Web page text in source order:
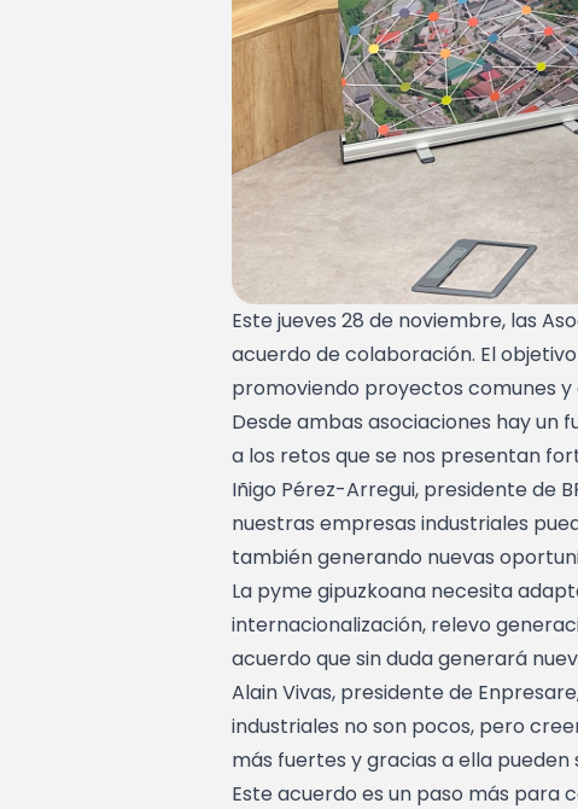
Este jueves 28 de noviembre, las
acuerdo de colaboración. El
promoviendo proyectos comunes
Desde ambas asociaciones hay
a los retos que se nos presentan
Iñigo Pérez-Arregui, presidente de
nuestras empresas industriales
también generando nuevas
La pyme gipuzkoana necesita
internacionalización, relevo
acuerdo que sin duda generará
Alain Vivas, presidente de
industriales no son pocos, pero
más fuertes y gracias a ella
Este acuerdo es un paso más para